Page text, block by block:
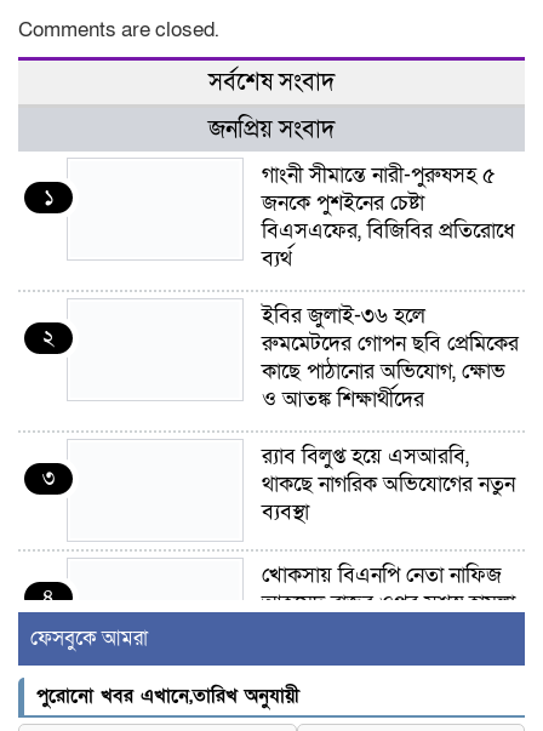
Comments are closed.
সর্বশেষ সংবাদ
জনপ্রিয় সংবাদ
১
গাংনী সীমান্তে নারী-পুরুষসহ ৫
জনকে পুশইনের চেষ্টা
বিএসএফের, বিজিবির প্রতিরোধে
ব্যর্থ
২
ইবির জুলাই-৩৬ হলে
রুমমেটদের গোপন ছবি প্রেমিকের
কাছে পাঠানোর অভিযোগ, ক্ষোভ
ও আতঙ্ক শিক্ষার্থীদের
৩
র‍্যাব বিলুপ্ত হয়ে এসআরবি,
থাকছে নাগরিক অভিযোগের নতুন
ব্যবস্থা
৪
খোকসায় বিএনপি নেতা নাফিজ
আহমেদ রাজুর ওপর সশস্ত্র হামলা,
৫
সাঈদীর ছবিতে জুতা
নিক্ষেপকারীরা ‘জারজ সন্তান’:
ফেসবুকে আমরা
পুরোনো খবর এখানে,তারিখ অনুযায়ী